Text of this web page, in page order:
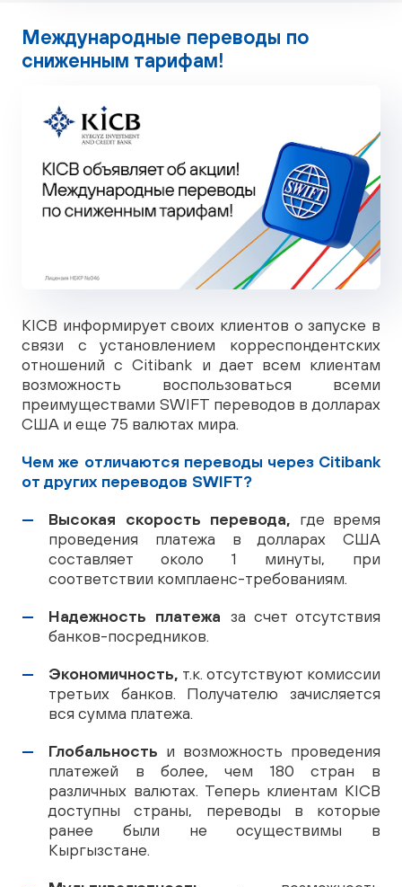
Международные переводы по
сниженным тарифам!
KICB информирует своих клиентов о запуске в
связи с установлением корреспондентских
отношений с Citibank и дает всем клиентам
возможность воспользоваться всеми
преимуществами SWIFT переводов в долларах
США и еще 75 валютах мира.
Чем же отличаются переводы через Citibank
от других переводов SWIFT?
Высокая скорость перевода, где время
проведения платежа в долларах США
составляет около 1 минуты, при
соответствии комплаенс-требованиям.
Надежность платежа за счет отсутствия
банков-посредников.
Экономичность, т.к. отсутствуют комиссии
третьих банков. Получателю зачисляется
вся сумма платежа.
Глобальность и возможность проведения
платежей в более, чем 180 стран в
различных валютах. Теперь клиентам KICB
доступны страны, переводы в которые
ранее были не осуществимы в
Кыргызстане.